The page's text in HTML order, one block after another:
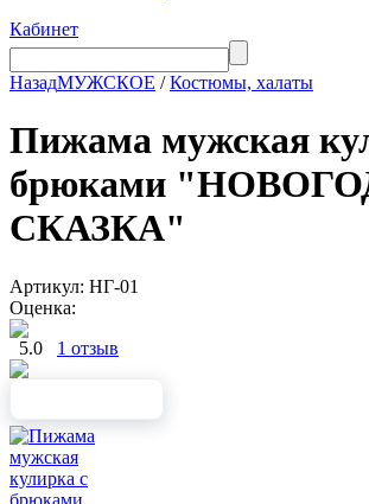
Кабинет
НазадМУЖСКОЕ /Костюмы, халаты
Пижама мужская
брюками
СКАЗКА"
Артикул: НГ-01
Оценка:
5.0
1 отзыв